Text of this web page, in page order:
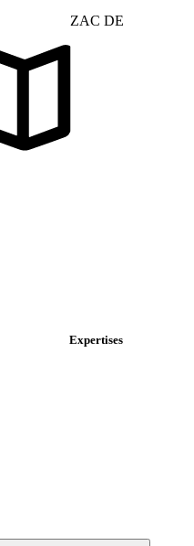
ZAC DE
Expertises